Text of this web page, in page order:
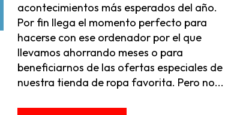
acontecimientos más esperados del año.
Por fin llega el momento perfecto para
hacerse con ese ordenador por el que
llevamos ahorrando meses o para
beneficiarnos de las ofertas especiales de
nuestra tienda de ropa favorita. Pero no...